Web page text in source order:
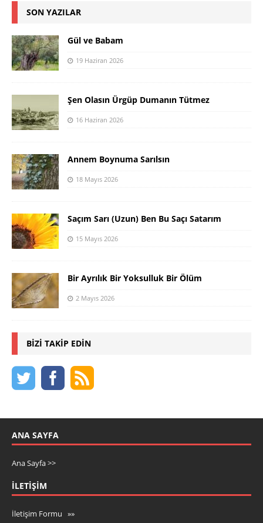
SON YAZILAR
Gül ve Babam
19 Haziran 2026
Şen Olasın Ürgüp Dumanın Tütmez
16 Haziran 2026
Annem Boynuma Sarılsın
18 Mayıs 2026
Saçım Sarı (Uzun) Ben Bu Saçı Satarım
15 Mayıs 2026
Bir Ayrılık Bir Yoksulluk Bir Ölüm
2 Mayıs 2026
BIZI TAKIP EDIN
ANA SAYFA
Ana Sayfa >>
İLETIŞIM
İletişim Formu »»